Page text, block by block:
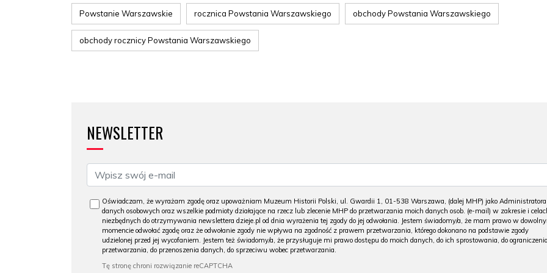
Powstanie Warszawskie rocznica Powstania Warszawskiego obchody Powstania Warszawskiego
obchody rocznicy Powstania Warszawskiego
NEWSLETTER
Oświadczam, że wyrażam zgodę oraz upoważniam Muzeum Historii Polski, ul. Gwardii 1, 01-538 Warszawa, (dalej MHP) jako Administratora
danych osobowych oraz wszelkie podmioty działające na rzecz lub zlecenie MHP do przetwarzania moich danych osob. (e-mail) w zakresie i
niezbędnych do otrzymywania newslettera dzieje.pl od dnia wyrażenia tej zgody do jej odwołania. Jestem świadomy/a, że mam prawo w
momencie odwołać zgodę oraz że odwołanie zgody nie wpływa na zgodność z prawem przetwarzania, którego dokonano na podstawie zgody
udzielonej przed jej wycofaniem. Jestem też świadomy/a, że przysługuje mi prawo dostępu do moich danych, do ich sprostowania, do ograniczenia
przetwarzania, do przenoszenia danych, do sprzeciwu wobec przetwarzania.